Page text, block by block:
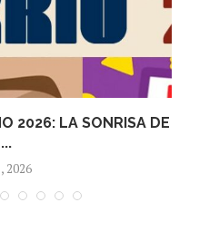
2026: LA SONRISA DE
2026